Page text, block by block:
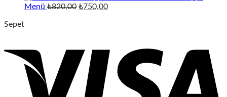
Menü ₺820,00 Orijinal
₺750,00Şu
Sepet